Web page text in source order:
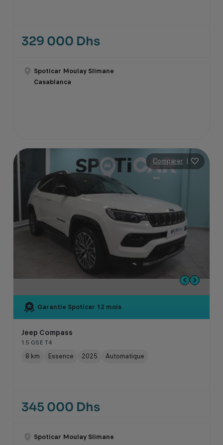
329 000 Dhs
Spoticar Moulay Slimane
Casablanca
Comparer |
Garantie Spoticar 12 mois
Jeep Compass
1.5 GSE T4
8 km Essence 2025 Automatique
345 000 Dhs
Spoticar Moulay Slimane